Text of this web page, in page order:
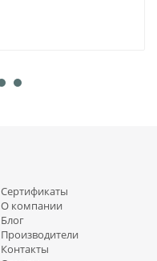
Сертификаты
О компании
Блог
Производители
Контакты